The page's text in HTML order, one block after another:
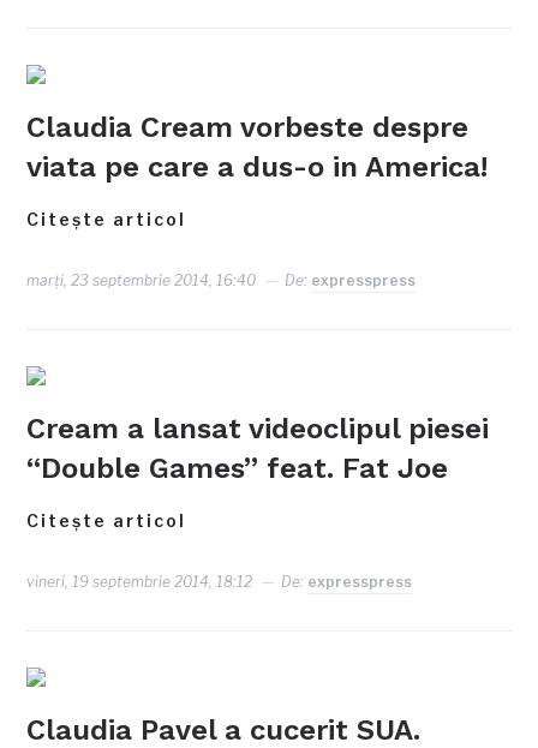
Claudia Cream vorbeste despre
viata pe care a dus-o in America!
Citește articol
marți, 23 septembrie 2014, 16:40 De: expresspress
Cream a lansat videoclipul piesei
“Double Games” feat. Fat Joe
Citește articol
vineri, 19 septembrie 2014, 18:12 De: expresspress
Claudia Pavel a cucerit SUA.